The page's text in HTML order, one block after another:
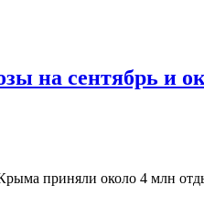
на сентябрь и
приняли около 4 млн